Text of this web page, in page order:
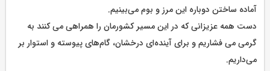
آماده ساختن دوباره این مرز و بوم می‌بینیم.
دست همه عزیزانی که در این مسیر کشورمان را همراهی می کنند به
گرمی می فشاریم و برای آینده‌ای درخشان، گام‌های پیوسته و استوار بر
می‌داریم.